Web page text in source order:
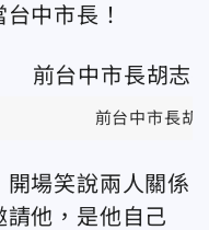
中市長！
前台中市長胡
場笑說兩人關係
他，是他自己